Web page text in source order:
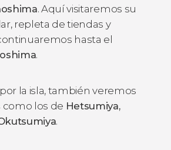
. Aquí visitaremos su
repleta de tiendas y
hasta el
.
la isla, también veremos
como los de Hetsumiya,
.